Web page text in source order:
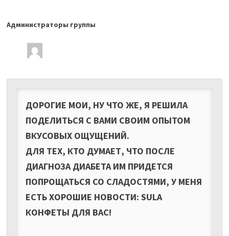
Лидеры
группы
Администраторы группы
ДОРОГИЕ МОИ, НУ ЧТО ЖЕ, Я РЕШИЛА
ПОДЕЛИТЬСЯ С ВАМИ СВОИМ ОПЫТОМ
ВКУСОВЫХ ОЩУЩЕНИЙ.
ДЛЯ ТЕХ, КТО ДУМАЕТ, ЧТО ПОСЛЕ
ДИАГНОЗА ДИАБЕТА ИМ ПРИДЕТСЯ
ПОПРОЩАТЬСЯ СО СЛАДОСТЯМИ, У МЕНЯ
ЕСТЬ ХОРОШИЕ НОВОСТИ: SULA
КОНФЕТЫ ДЛЯ ВАС!